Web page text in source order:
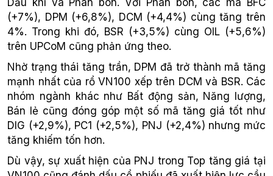
(+7%), DPM (+6,8%), DCM (+4,4%) cùng tăng trên
4%. Trong khi đó, BSR (+3,5%) cùng OIL (+5,6%)
trên UPCoM cũng phản ứng theo.
Nhờ trạng thái tăng trần, DPM đã trở thành mã tăng
mạnh nhất của rổ VN100 xếp trên DCM và BSR. Các
nhóm ngành khác như Bất động sản, Năng lượng,
Bán lẻ cũng đóng góp một số mã tăng giá tốt như
DIG (+2,9%), PC1 (+2,5%), PNJ (+2,4%) nhưng mức
tăng khiếm tốn hơn.
Dù vậy, sự xuất hiện của PNJ trong Top tăng giá tại